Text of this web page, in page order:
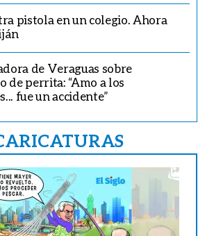
pistola en un colegio. Ahora
de Veraguas sobre
de perrita: “Amo a los
fue un accidente”